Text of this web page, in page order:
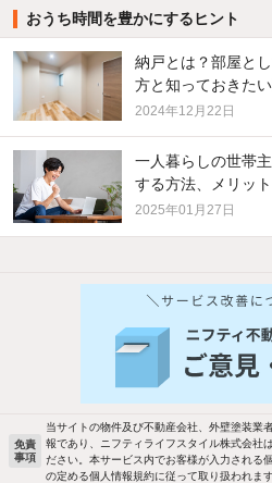
おうち時間を豊かにするヒント
納戸とは？部屋と
方と知っておきた
2024年12月22日
一人暮らしの世帯
する方法、メリッ
2025年01月27日
他の人はこんな条件で絞り込んでい
バス・トイレ別
駐車場あり
洗濯機置場あり
免責
事項
当サイトの物件及び不動産会社、外壁塗装業
報であり、ニフティライフスタイル株式会社
ださい。本サービス内でお客様が入力される
の定める個人情報規約に従って取り扱われます